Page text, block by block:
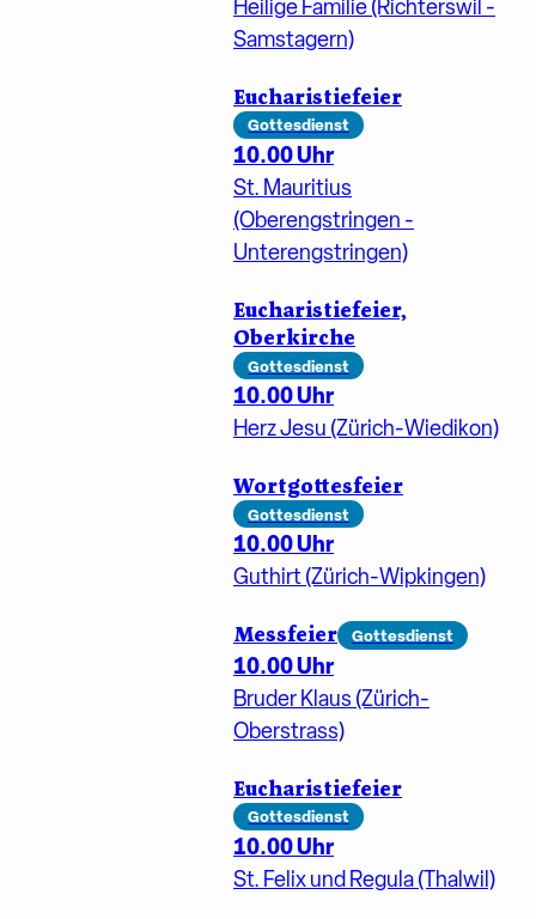
Heilige Familie (Richterswil -
Samstagern)
Eucharistiefeier
Gottesdienst
10.00 Uhr
St. Mauritius
(Oberengstringen -
Unterengstringen)
Eucharistiefeier,
Oberkirche
Gottesdienst
10.00 Uhr
Herz Jesu (Zürich-Wiedikon)
Wortgottesfeier
Gottesdienst
10.00 Uhr
Guthirt (Zürich-Wipkingen)
Messfeier Gottesdienst
10.00 Uhr
Bruder Klaus (Zürich-
Oberstrass)
Eucharistiefeier
Gottesdienst
10.00 Uhr
St. Felix und Regula (Thalwil)